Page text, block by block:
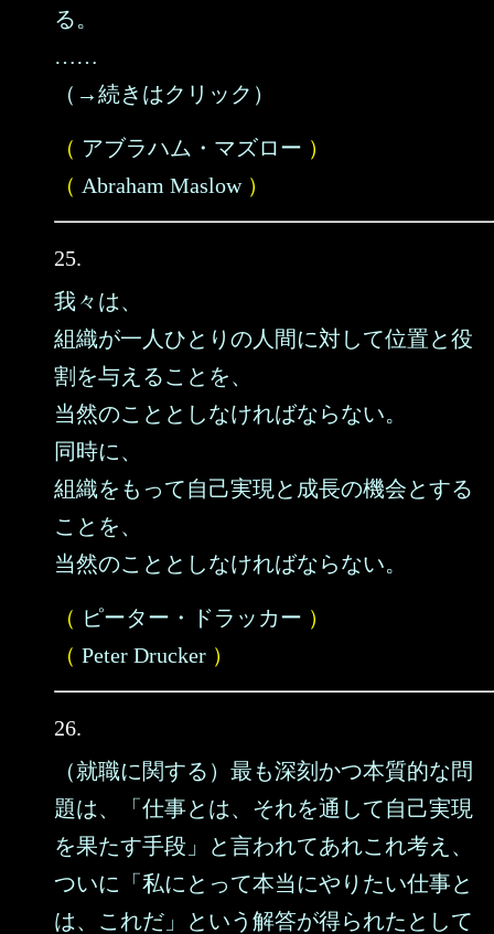
る。
……
（→続きはクリック）
（ アブラハム・マズロー ）
（ Abraham Maslow）
25.
我々は、
組織が一人ひとりの人間に対して位置と役
割を与えることを、
当然のこととしなければならない。
同時に、
組織をもって自己実現と成長の機会とする
ことを、
当然のこととしなければならない。
（ ピーター・ドラッカー ）
（ Peter Drucker ）
26.
（就職に関する）最も深刻かつ本質的な問
題は、「仕事とは、それを通して自己実現
を果たす手段」と言われてあれこれ考え、
ついに「私にとって本当にやりたい仕事と
は、これだ」という解答が得られたとして